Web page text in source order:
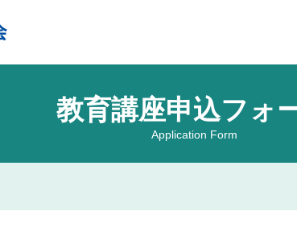
教育講座申込フォ
Application Form